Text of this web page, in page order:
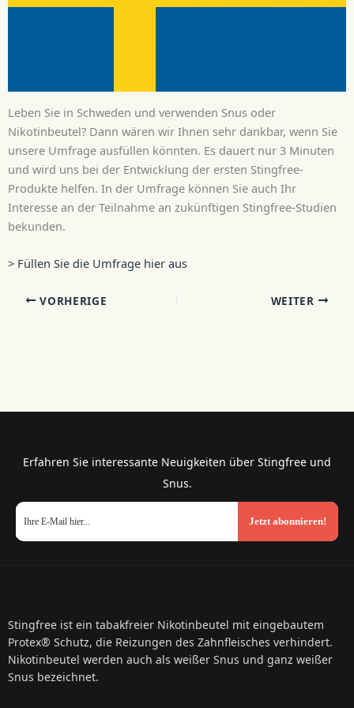
Leben Sie in Schweden und verwenden Snus oder
Nikotinbeutel? Dann wären wir Ihnen sehr dankbar, wenn Sie
unsere Umfrage ausfüllen könnten. Es dauert nur 3 Minuten
und wird uns bei der Entwicklung der ersten Stingfree-
Produkte helfen. In der Umfrage können Sie auch Ihr
Interesse an der Teilnahme an zukünftigen Stingfree-Studien
bekunden.
> Füllen Sie die Umfrage hier aus
VORHERIGE WEITER
Erfahren Sie interessante Neuigkeiten über Stingfree und
Snus.
Jetzt abonnieren!
Stingfree ist ein tabakfreier Nikotinbeutel mit eingebautem
Protex® Schutz, die Reizungen des Zahnfleisches verhindert.
Nikotinbeutel werden auch als weißer Snus und ganz weißer
Snus bezeichnet.